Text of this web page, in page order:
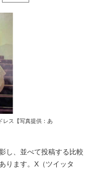
レス【写真提供：あ
し、並べて投稿する比較
ります。X（ツイッタ